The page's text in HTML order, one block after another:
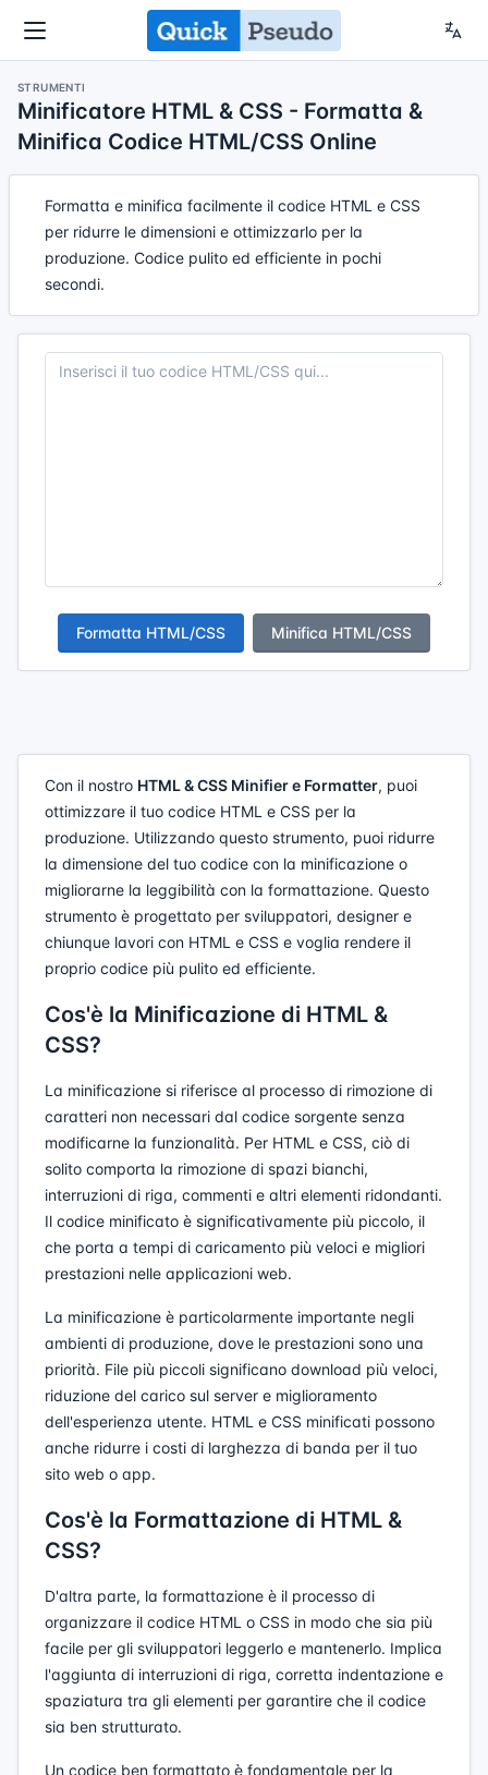
STRUMENTI
Minificatore HTML & CSS - Formatta &
Minifica Codice HTML/CSS Online
Formatta e minifica facilmente il codice HTML e CSS
per ridurre le dimensioni e ottimizzarlo per la
produzione. Codice pulito ed efficiente in pochi
secondi.
Formatta HTML/CSS Minifica HTML/CSS
Con il nostro HTML & CSS Minifier e Formatter, puoi
ottimizzare il tuo codice HTML e CSS per la
produzione. Utilizzando questo strumento, puoi ridurre
la dimensione del tuo codice con la minificazione o
migliorarne la leggibilità con la formattazione. Questo
strumento è progettato per sviluppatori, designer e
chiunque lavori con HTML e CSS e voglia rendere il
proprio codice più pulito ed efficiente.
Cos'è la Minificazione di HTML &
CSS?
La minificazione si riferisce al processo di rimozione di
caratteri non necessari dal codice sorgente senza
modificarne la funzionalità. Per HTML e CSS, ciò di
solito comporta la rimozione di spazi bianchi,
interruzioni di riga, commenti e altri elementi ridondanti.
Il codice minificato è significativamente più piccolo, il
che porta a tempi di caricamento più veloci e migliori
prestazioni nelle applicazioni web.
La minificazione è particolarmente importante negli
ambienti di produzione, dove le prestazioni sono una
priorità. File più piccoli significano download più veloci,
riduzione del carico sul server e miglioramento
dell'esperienza utente. HTML e CSS minificati possono
anche ridurre i costi di larghezza di banda per il tuo
sito web o app.
Cos'è la Formattazione di HTML &
CSS?
D'altra parte, la formattazione è il processo di
organizzare il codice HTML o CSS in modo che sia più
facile per gli sviluppatori leggerlo e mantenerlo. Implica
l'aggiunta di interruzioni di riga, corretta indentazione e
spaziatura tra gli elementi per garantire che il codice
sia ben strutturato.
Un codice ben formattato è fondamentale per la